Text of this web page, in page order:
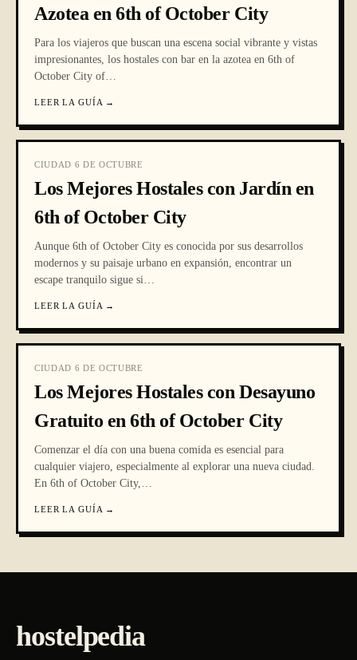
Azotea en 6th of October City
Para los viajeros que buscan una escena social vibrante y vistas
impresionantes, los hostales con bar en la azotea en 6th of
October City of…
LEER LA GUÍA →
CIUDAD 6 DE OCTUBRE
Los Mejores Hostales con Jardín en
6th of October City
Aunque 6th of October City es conocida por sus desarrollos
modernos y su paisaje urbano en expansión, encontrar un
escape tranquilo sigue si…
LEER LA GUÍA →
CIUDAD 6 DE OCTUBRE
Los Mejores Hostales con Desayuno
Gratuito en 6th of October City
Comenzar el día con una buena comida es esencial para
cualquier viajero, especialmente al explorar una nueva ciudad.
En 6th of October City,…
LEER LA GUÍA →
hostelpedia